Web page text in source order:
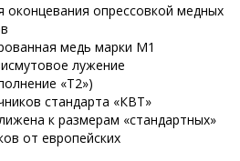
оконцевания опрессовкой медных
медь марки М1
лужение
«Т2»)
стандарта «КВТ»
к размерам «стандартных»
от европейских